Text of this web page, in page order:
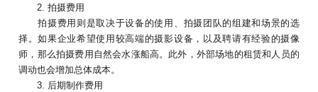
2. 拍摄费用
拍摄费用则是取决于设备的使用、拍摄团队的组建和场景的选
择。如果企业希望使用较高端的摄影设备，以及聘请有经验的摄像
师，那么拍摄费用自然会水涨船高。此外，外部场地的租赁和人员的
调动也会增加总体成本。
3. 后期制作费用